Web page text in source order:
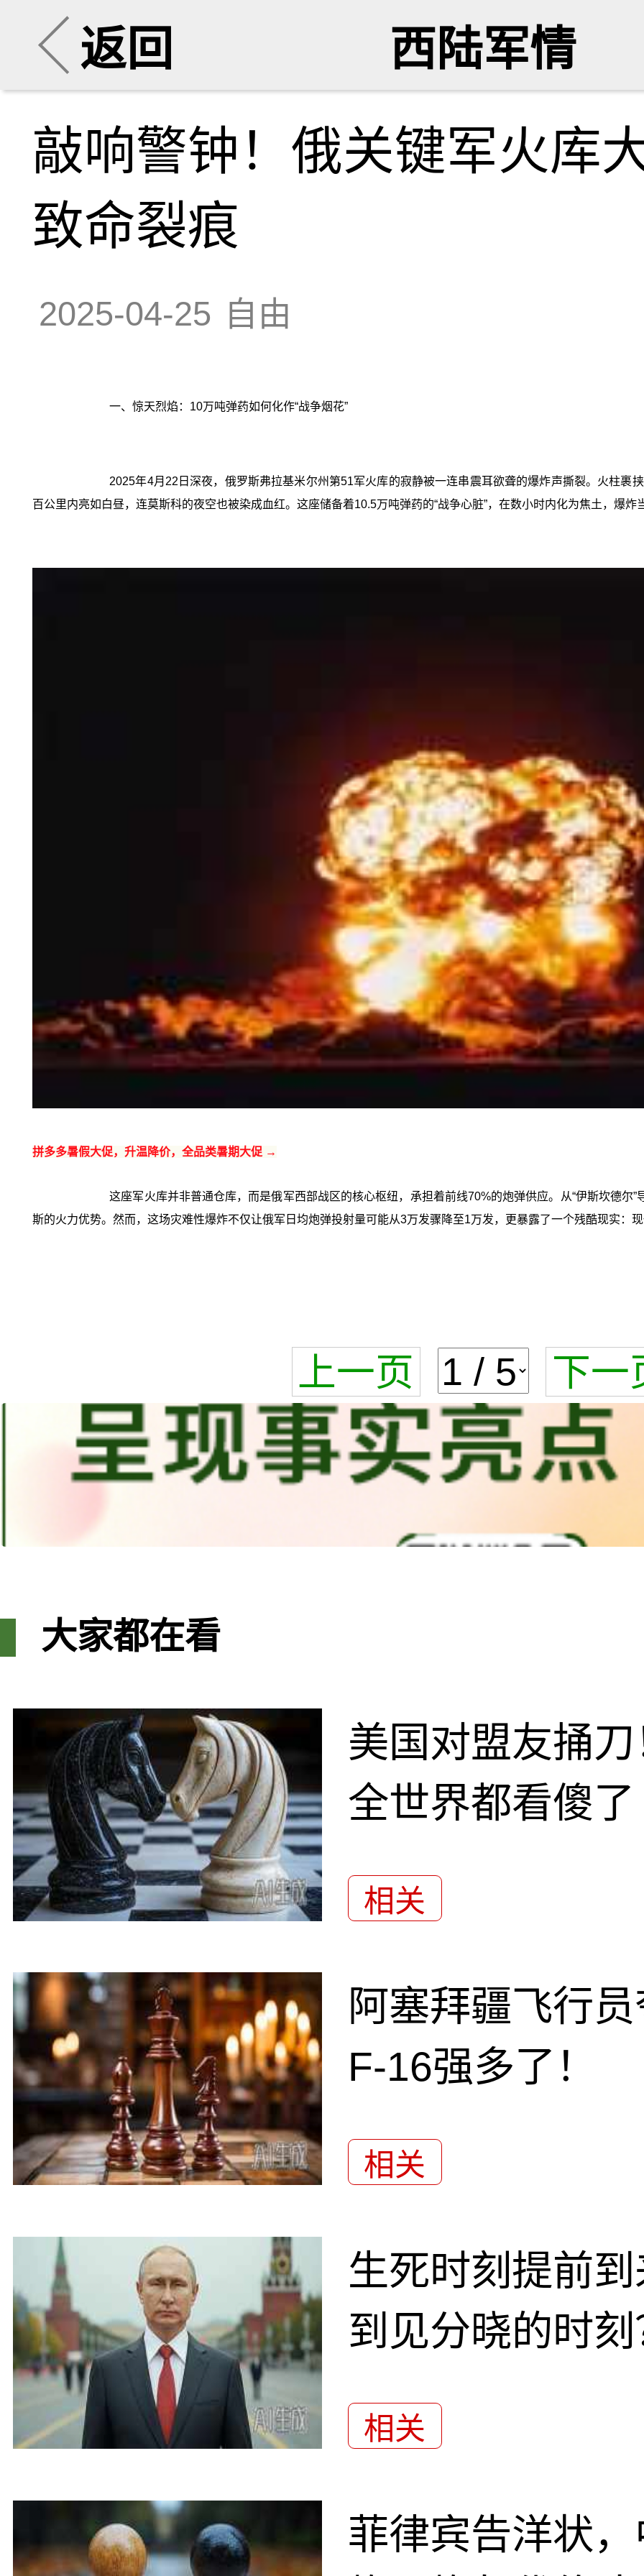
返回 西陆军情
敲响警钟！俄关键军火库
致命裂痕
2025-04-25 自由
一、惊天烈焰：10万吨弹药如何化作“战争烟花”
2025年4月22日深夜，俄罗斯弗拉基米尔州第51军火库的寂静被一连串震耳欲聋的爆炸声撕裂。火柱裹
百公里内亮如白昼，连莫斯科的夜空也被染成血红。这座储备着10.5万吨弹药的“战争心脏”，在数小时内化为焦土，爆
拼多多暑假大促，升温降价，全品类暑期大促 →
这座军火库并非普通仓库，而是俄军西部战区的核心枢纽，承担着前线70%的炮弹供应。从“伊斯坎德尔
斯的火力优势。然而，这场灾难性爆炸不仅让俄军日均炮弹投射量可能从3万发骤降至1万发，更暴露了一个残酷现实：
上一页 下一
大家都在看
美国对盟友捅
全世界都看傻了
相关
阿塞拜疆飞行
F-16强多了！
相关
生死时刻提前
到见分晓的时
相关
菲律宾告洋状